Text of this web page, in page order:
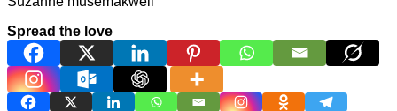
Spread the love